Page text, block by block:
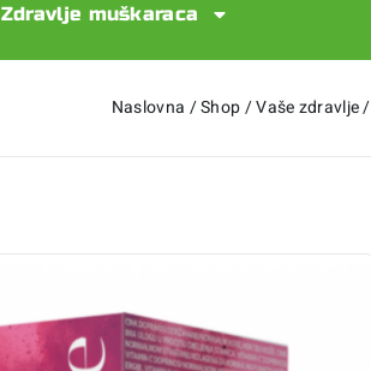
Zdravlje muškaraca
Naslovna /Shop/Vaše zdravlje/